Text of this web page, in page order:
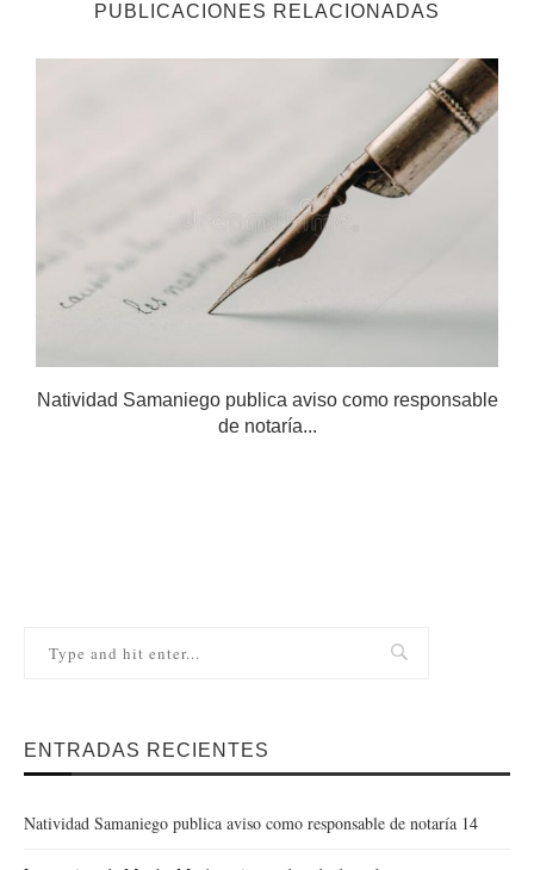
PUBLICACIONES RELACIONADAS
Natividad Samaniego publica aviso como responsable
de notaría...
ENTRADAS RECIENTES
Natividad Samaniego publica aviso como responsable de notaría 14